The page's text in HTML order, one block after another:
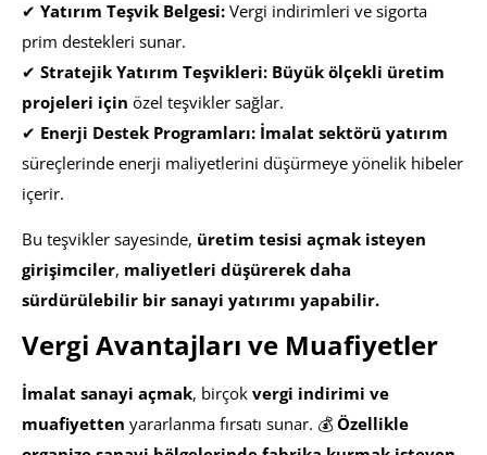
✔ Yatırım Teşvik Belgesi: Vergi indirimleri ve sigorta
prim destekleri sunar.
✔ Stratejik Yatırım Teşvikleri: Büyük ölçekli üretim
projeleri için özel teşvikler sağlar.
✔ Enerji Destek Programları: İmalat sektörü yatırım
süreçlerinde enerji maliyetlerini düşürmeye yönelik hibeler
içerir.
Bu teşvikler sayesinde, üretim tesisi açmak isteyen
girişimciler, maliyetleri düşürerek daha
sürdürülebilir bir sanayi yatırımı yapabilir.
Vergi Avantajları ve Muafiyetler
İmalat sanayi açmak, birçok vergi indirimi ve
muafiyetten yararlanma fırsatı sunar. 💰 Özellikle